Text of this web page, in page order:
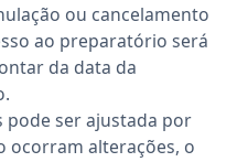
ou cancelamento
ao preparatório será
da data da
ser ajustada por
ocorram alterações, o